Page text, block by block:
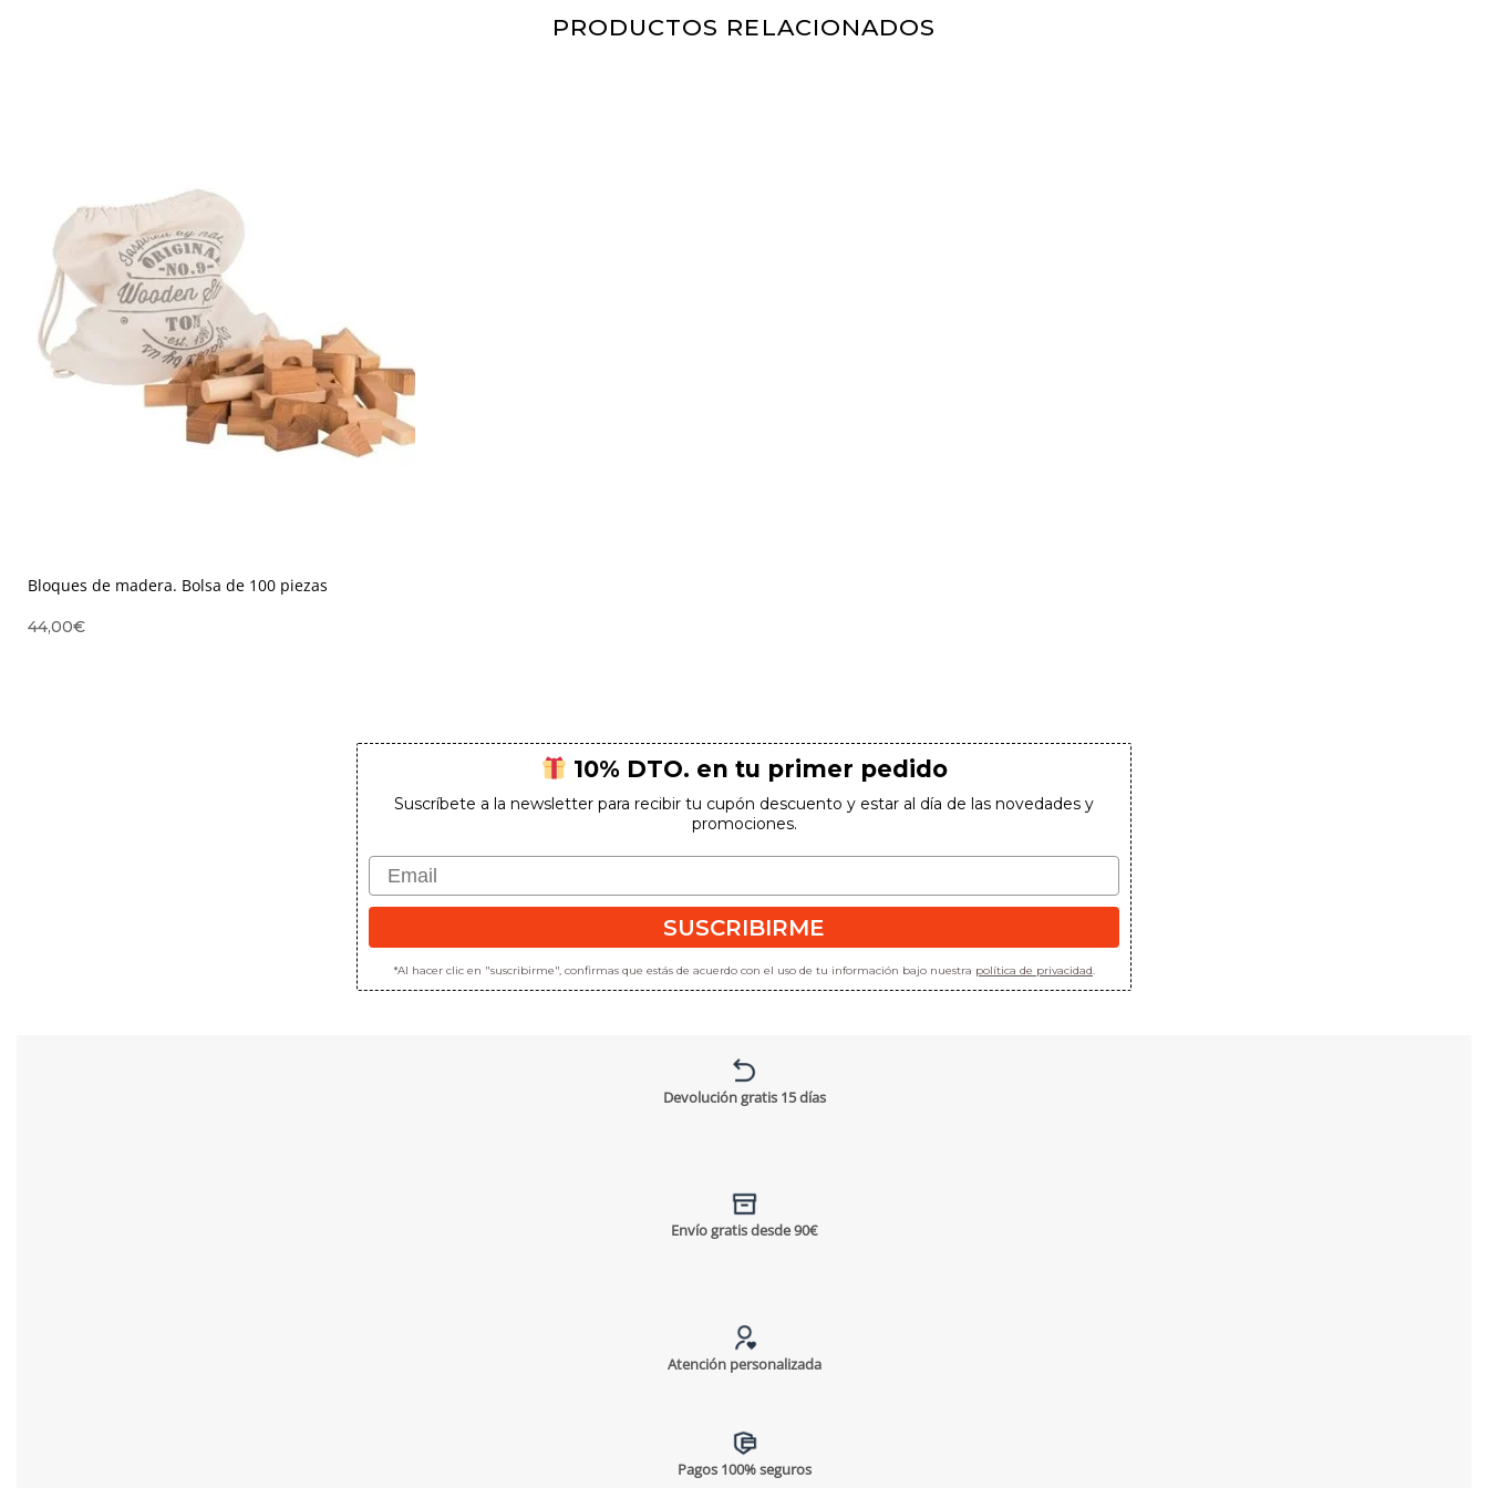
PRODUCTOS RELACIONADOS
Bloques de madera. Bolsa de 100 piezas
44,00€
10% DTO. en tu primer pedido
Suscríbete a la newsletter para recibir tu cupón descuento y estar al día de las novedades y
promociones.
Email
SUSCRIBIRME
*Al hacer clic en "suscribirme", confirmas que estás de acuerdo con el uso de tu información bajo nuestra política de privacidad.
Devolución gratis 15 días
Envío gratis desde 90€
Atención personalizada
Pagos 100% seguros